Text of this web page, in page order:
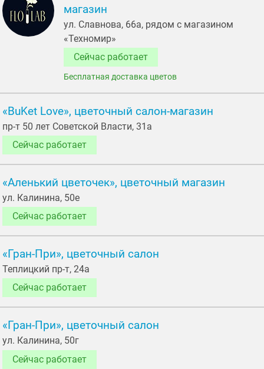
магазин
ул. Славнова, 66а, рядом с магазином
«Техномир»
Сейчас работает
Бесплатная доставка цветов
«BuKet Love», цветочный салон-магазин
пр-т 50 лет Советской Власти, 31а
Сейчас работает
«Аленький цветочек», цветочный магазин
ул. Калинина, 50е
Сейчас работает
«Гран-При», цветочный салон
Теплицкий пр-т, 24a
Сейчас работает
«Гран-При», цветочный салон
ул. Калинина, 50г
Сейчас работает